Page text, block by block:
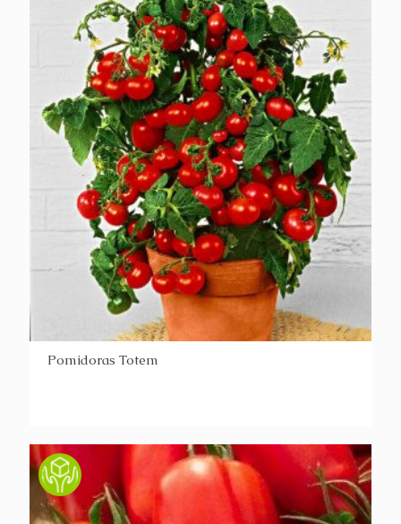
Pomidoras Totem